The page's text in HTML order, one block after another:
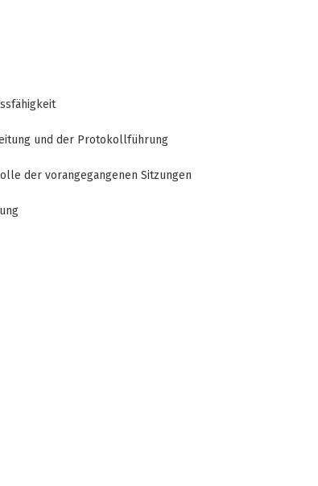
und der Protokollführung
der vorangegangenen Sitzungen